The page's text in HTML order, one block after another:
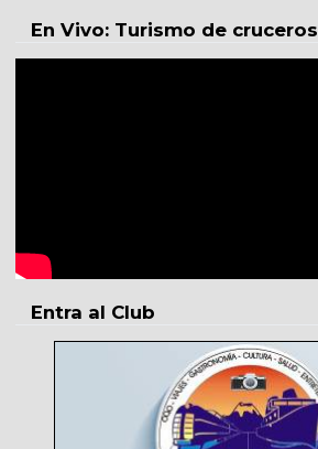
En Vivo: Turismo de cruceros
Entra al Club